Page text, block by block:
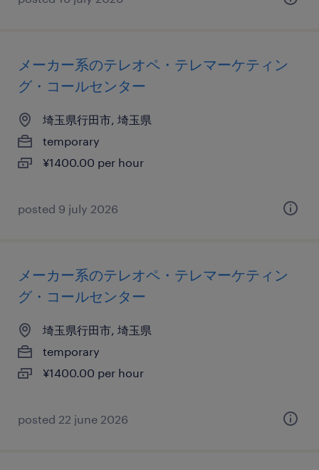
メーカー系のテレオペ・テレマーケティン
グ・コールセンター
埼玉県行田市, 埼玉県
temporary
¥1400.00 per hour
posted 9 july 2026
メーカー系のテレオペ・テレマーケティン
グ・コールセンター
埼玉県行田市, 埼玉県
temporary
¥1400.00 per hour
posted 22 june 2026